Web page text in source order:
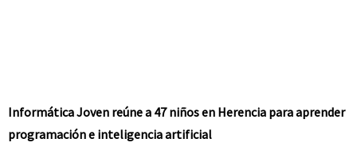
Informática Joven reúne a 47 niños en Herencia para aprender
programación e inteligencia artificial